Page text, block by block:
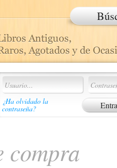
¿Ha olvidado la
contraseña?
compra